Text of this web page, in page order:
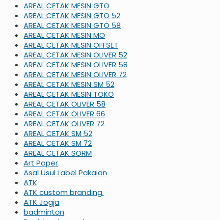
AREAL CETAK MESIN GTO
AREAL CETAK MESIN GTO 52
AREAL CETAK MESIN GTO 58
AREAL CETAK MESIN MO
AREAL CETAK MESIN OFFSET
AREAL CETAK MESIN OLIVER 52
AREAL CETAK MESIN OLIVER 58
AREAL CETAK MESIN OLIVER 72
AREAL CETAK MESIN SM 52
AREAL CETAK MESIN TOKO
AREAL CETAK OLIVER 58
AREAL CETAK OLIVER 66
AREAL CETAK OLIVER 72
AREAL CETAK SM 52
AREAL CETAK SM 72
AREAL CETAK SORM
Art Paper
Asal Usul Label Pakaian
ATK
ATK custom branding.
ATK Jogja
badminton